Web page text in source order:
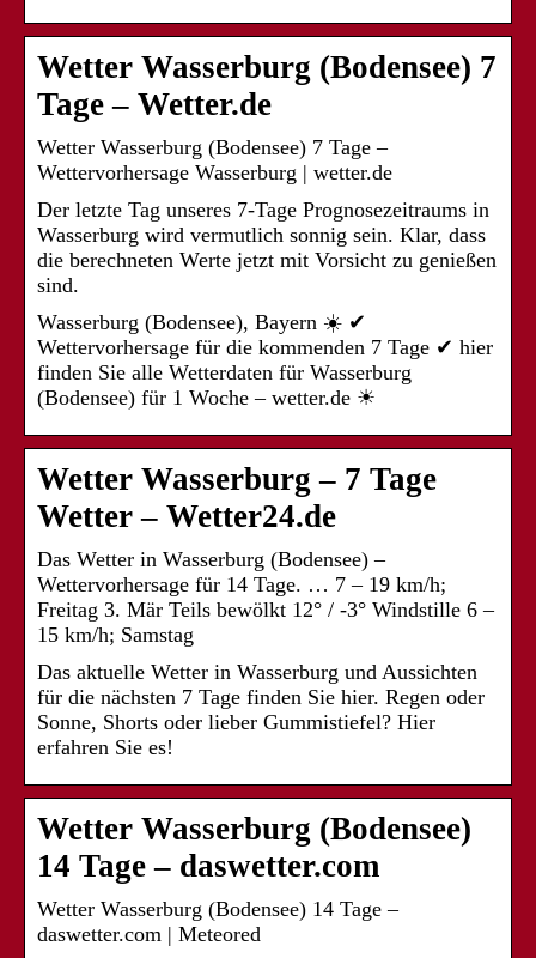
Wetter Wasserburg (Bodensee) 7
Tage – Wetter.de
Wetter Wasserburg (Bodensee) 7 Tage –
Wettervorhersage Wasserburg | wetter.de
Der letzte Tag unseres 7-Tage Prognosezeitraums in
Wasserburg wird vermutlich sonnig sein. Klar, dass
die berechneten Werte jetzt mit Vorsicht zu genießen
sind.
Wasserburg (Bodensee), Bayern ☀️ ✔
Wettervorhersage für die kommenden 7 Tage ✔ hier
finden Sie alle Wetterdaten für Wasserburg
(Bodensee) für 1 Woche – wetter.de ☀
Wetter Wasserburg – 7 Tage
Wetter – Wetter24.de
Das Wetter in Wasserburg (Bodensee) –
Wettervorhersage für 14 Tage. … 7 – 19 km/h;
Freitag 3. Mär Teils bewölkt 12° / -3° Windstille 6 –
15 km/h; Samstag
Das aktuelle Wetter in Wasserburg und Aussichten
für die nächsten 7 Tage finden Sie hier. Regen oder
Sonne, Shorts oder lieber Gummistiefel? Hier
erfahren Sie es!
Wetter Wasserburg (Bodensee)
14 Tage – daswetter.com
Wetter Wasserburg (Bodensee) 14 Tage –
daswetter.com | Meteored